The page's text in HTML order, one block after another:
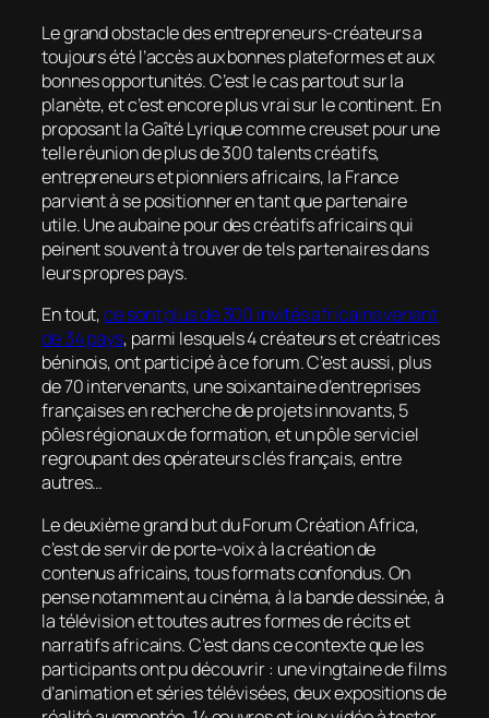
Le grand obstacle des entrepreneurs-créateurs a
toujours été l’accès aux bonnes plateformes et aux
bonnes opportunités. C’est le cas partout sur la
planète, et c’est encore plus vrai sur le continent. En
proposant la Gaîté Lyrique comme creuset pour une
telle réunion de plus de 300 talents créatifs,
entrepreneurs et pionniers africains, la France
parvient à se positionner en tant que partenaire
utile. Une aubaine pour des créatifs africains qui
peinent souvent à trouver de tels partenaires dans
leurs propres pays.
En tout,ce sont plus de 300 invités africains venant
de 34 pays, parmi lesquels 4 créateurs et créatrices
béninois, ont participé à ce forum. C’est aussi, plus
de 70 intervenants, une soixantaine d’entreprises
françaises en recherche de projets innovants, 5
pôles régionaux de formation, et un pôle serviciel
regroupant des opérateurs clés français, entre
autres…
Le deuxième grand but du Forum Création Africa,
c’est de servir de porte-voix à la création de
contenus africains, tous formats confondus. On
pense notamment au cinéma, à la bande dessinée, à
la télévision et toutes autres formes de récits et
narratifs africains. C’est dans ce contexte que les
participants ont pu découvrir : une vingtaine de films
d’animation et séries télévisées, deux expositions de